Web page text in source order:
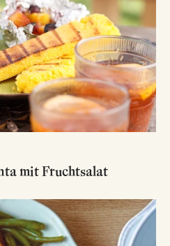
mit Fruchtsalat